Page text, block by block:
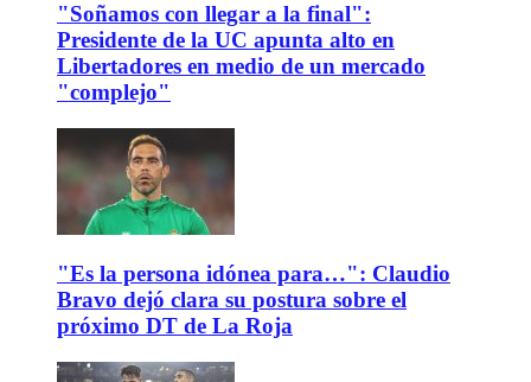
"Soñamos con llegar a la final":
Presidente de la UC apunta alto en
Libertadores en medio de un mercado
"complejo"
"Es la persona idónea para…": Claudio
Bravo dejó clara su postura sobre el
próximo DT de La Roja